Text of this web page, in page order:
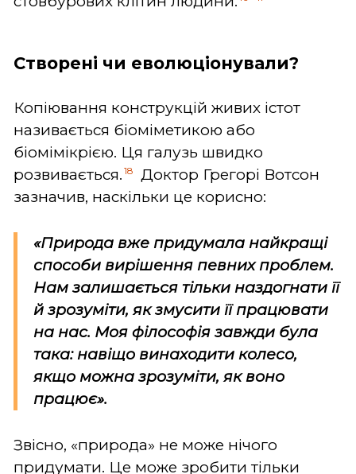
Створені чи еволюціонували?
Копіювання конструкцій живих істот
називається біоміметикою або
біомімікрією. Ця галузь швидко
розвивається. 18
Доктор Грегорі Вотсон
зазначив, наскільки це корисно:
«Природа вже придумала найкращі
способи вирішення певних проблем.
Нам залишається тільки наздогнати її
й зрозуміти, як змусити її працювати
на нас. Моя філософія завжди була
така: навіщо винаходити колесо,
якщо можна зрозуміти, як воно
працює».
Звісно, «природа» не може нічого
придумати. Це може зробити тільки